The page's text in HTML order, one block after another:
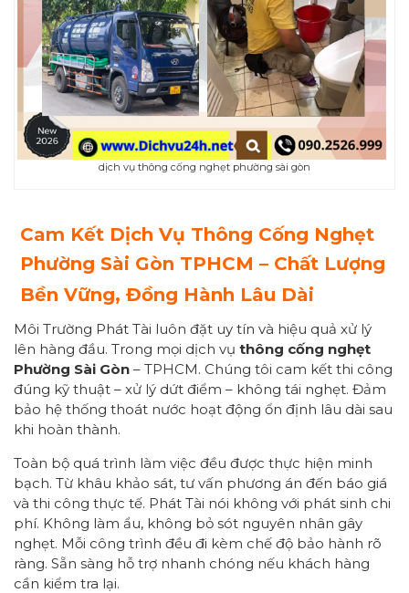
dịch vụ thông cống nghẹt phường sài gòn
Cam Kết Dịch Vụ Thông Cống Nghẹt
Phường Sài Gòn TPHCM – Chất Lượng
Bền Vững, Đồng Hành Lâu Dài
Môi Trường Phát Tài luôn đặt uy tín và hiệu quả xử lý
lên hàng đầu. Trong mọi dịch vụ thông cống nghẹt
Phường Sài Gòn – TPHCM. Chúng tôi cam kết thi công
đúng kỹ thuật – xử lý dứt điểm – không tái nghẹt. Đảm
bảo hệ thống thoát nước hoạt động ổn định lâu dài sau
khi hoàn thành.
Toàn bộ quá trình làm việc đều được thực hiện minh
bạch. Từ khâu khảo sát, tư vấn phương án đến báo giá
và thi công thực tế. Phát Tài nói không với phát sinh chi
phí. Không làm ẩu, không bỏ sót nguyên nhân gây
nghẹt. Mỗi công trình đều đi kèm chế độ bảo hành rõ
ràng. Sẵn sàng hỗ trợ nhanh chóng nếu khách hàng
cần kiểm tra lại.